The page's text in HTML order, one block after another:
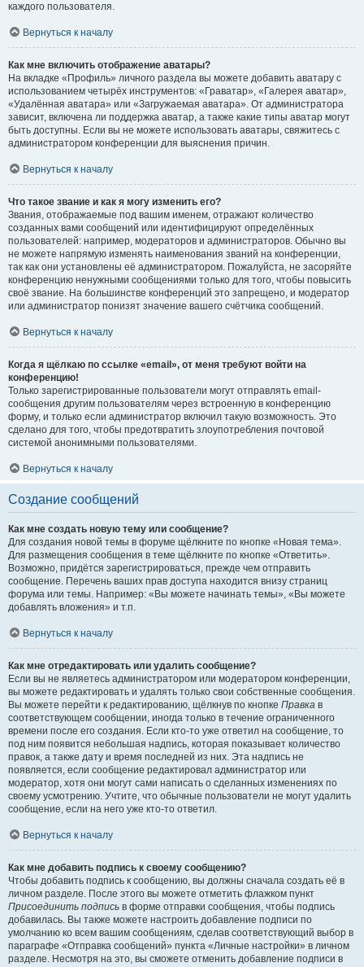
каждого пользователя.
Вернуться к началу
Как мне включить отображение аватары?
На вкладке «Профиль» личного раздела вы можете добавить аватару с
использованием четырёх инструментов: «Граватар», «Галерея аватар»,
«Удалённая аватара» или «Загружаемая аватара». От администратора
зависит, включена ли поддержка аватар, а также какие типы аватар могут
быть доступны. Если вы не можете использовать аватары, свяжитесь с
администратором конференции для выяснения причин.
Вернуться к началу
Что такое звание и как я могу изменить его?
Звания, отображаемые под вашим именем, отражают количество
созданных вами сообщений или идентифицируют определённых
пользователей: например, модераторов и администраторов. Обычно вы
не можете напрямую изменять наименования званий на конференции,
так как они установлены её администратором. Пожалуйста, не засоряйте
конференцию ненужными сообщениями только для того, чтобы повысить
своё звание. На большинстве конференций это запрещено, и модератор
или администратор понизят значение вашего счётчика сообщений.
Вернуться к началу
Когда я щёлкаю по ссылке «email», от меня требуют войти на
конференцию!
Только зарегистрированные пользователи могут отправлять email-
сообщения другим пользователям через встроенную в конференцию
форму, и только если администратор включил такую возможность. Это
сделано для того, чтобы предотвратить злоупотребления почтовой
системой анонимными пользователями.
Вернуться к началу
Создание сообщений
Как мне создать новую тему или сообщение?
Для создания новой темы в форуме щёлкните по кнопке «Новая тема».
Для размещения сообщения в теме щёлкните по кнопке «Ответить».
Возможно, придётся зарегистрироваться, прежде чем отправить
сообщение. Перечень ваших прав доступа находится внизу страниц
форума или темы. Например: «Вы можете начинать темы», «Вы можете
добавлять вложения» и т.п.
Вернуться к началу
Как мне отредактировать или удалить сообщение?
Если вы не являетесь администратором или модератором конференции,
вы можете редактировать и удалять только свои собственные сообщения.
Вы можете перейти к редактированию, щёлкнув по кнопке Правка в
соответствующем сообщении, иногда только в течение ограниченного
времени после его создания. Если кто-то уже ответил на сообщение, то
под ним появится небольшая надпись, которая показывает количество
правок, а также дату и время последней из них. Эта надпись не
появляется, если сообщение редактировал администратор или
модератор, хотя они могут сами написать о сделанных изменениях по
своему усмотрению. Учтите, что обычные пользователи не могут удалить
сообщение, если на него уже кто-то ответил.
Вернуться к началу
Как мне добавить подпись к своему сообщению?
Чтобы добавить подпись к сообщению, вы должны сначала создать её в
личном разделе. После этого вы можете отметить флажком пункт
Присоединить подпись в форме отправки сообщения, чтобы подпись
добавилась. Вы также можете настроить добавление подписи по
умолчанию ко всем вашим сообщениям, сделав соответствующий выбор в
параграфе «Отправка сообщений» пункта «Личные настройки» в личном
разделе. Несмотря на это, вы сможете отменить добавление подписи в